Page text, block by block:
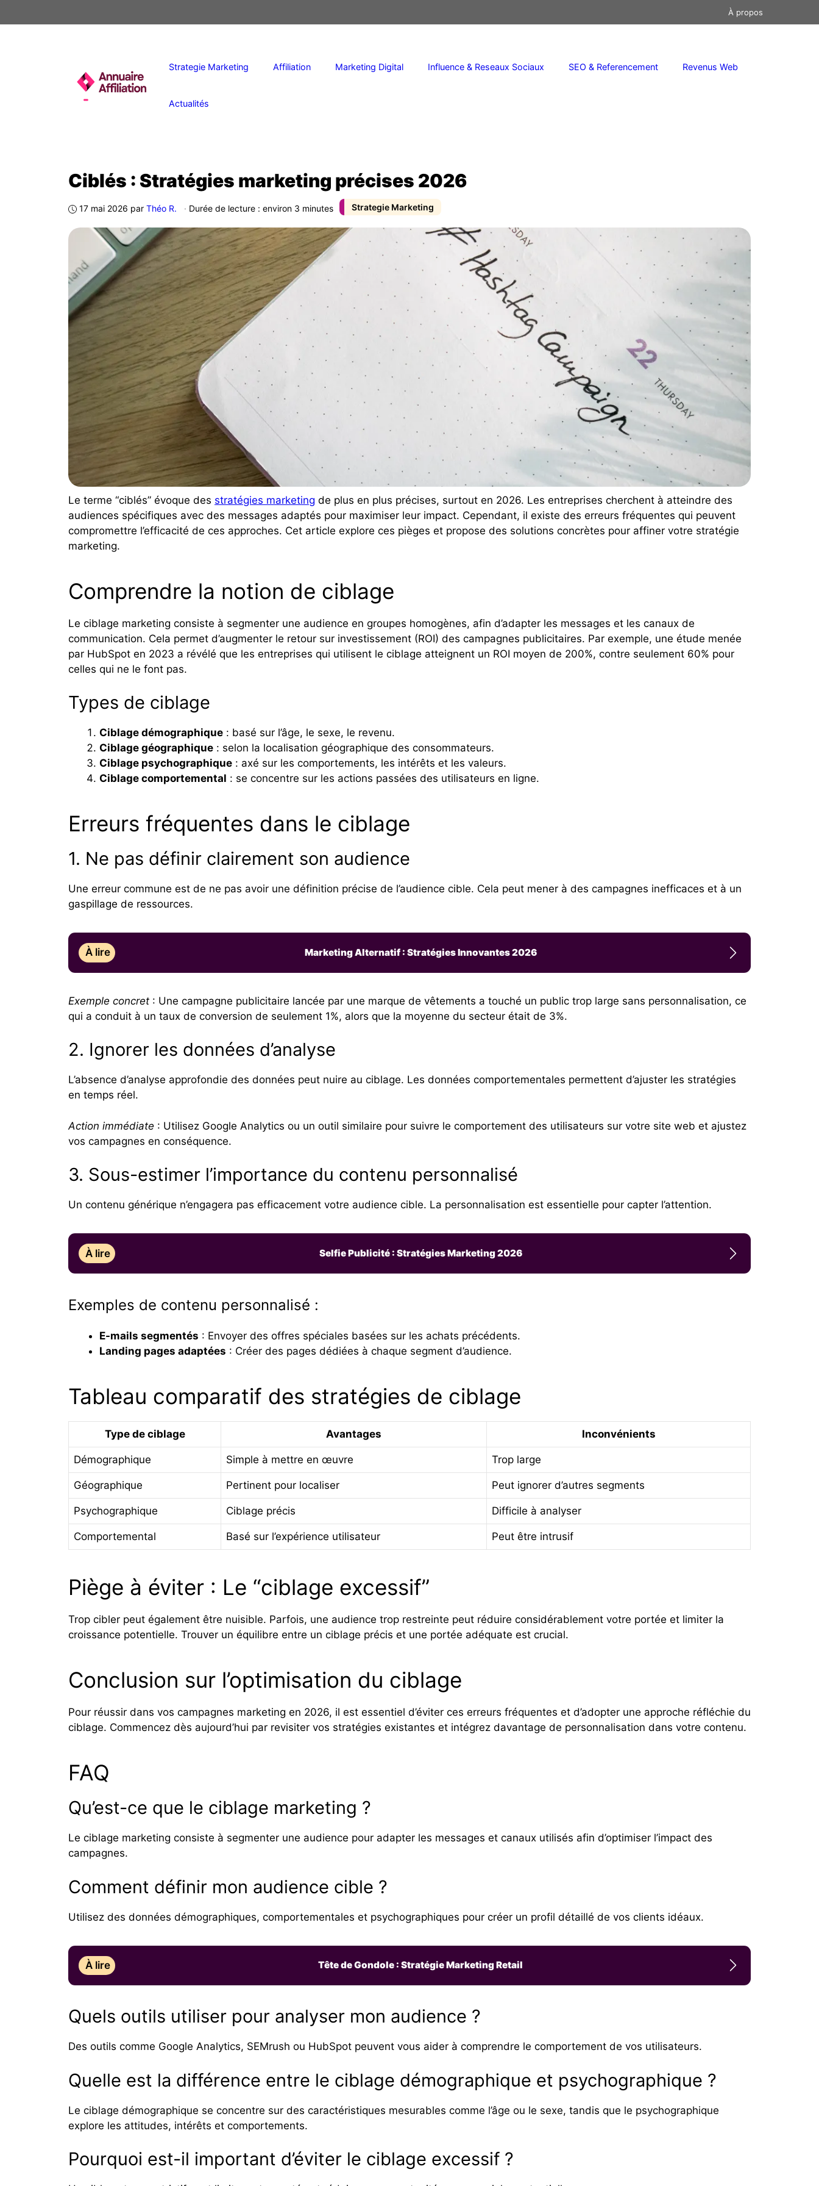
au
À propos
Strategie Marketing Affiliation Marketing Digital Influence & Reseaux Sociaux SEO & Referencement Revenus Web
Actualités
Strategie Marketing
Ciblés : Stratégies marketing précises 2026
17 mai 2026 par Théo R. · Durée de lecture : environ 3 minutes
Le terme “ciblés” évoque des stratégies marketing de plus en plus précises, surtout en 2026. Les entreprises cherchent à atteindre des
audiences spécifiques avec des messages adaptés pour maximiser leur impact. Cependant, il existe des erreurs fréquentes qui peuvent
compromettre l’efficacité de ces approches. Cet article explore ces pièges et propose des solutions concrètes pour affiner votre stratégie
marketing.
Comprendre la notion de ciblage
Le ciblage marketing consiste à segmenter une audience en groupes homogènes, afin d’adapter les messages et les canaux de
communication. Cela permet d’augmenter le retour sur investissement (ROI) des campagnes publicitaires. Par exemple, une étude menée
par HubSpot en 2023 a révélé que les entreprises qui utilisent le ciblage atteignent un ROI moyen de 200%, contre seulement 60% pour
celles qui ne le font pas.
Types de ciblage
Ciblage démographique : basé sur l’âge, le sexe, le revenu.
Ciblage géographique : selon la localisation géographique des consommateurs.
Ciblage psychographique : axé sur les comportements, les intérêts et les valeurs.
Ciblage comportemental : se concentre sur les actions passées des utilisateurs en ligne.
Erreurs fréquentes dans le ciblage
1. Ne pas définir clairement son audience
Une erreur commune est de ne pas avoir une définition précise de l’audience cible. Cela peut mener à des campagnes inefficaces et à un
gaspillage de ressources.
À lire Marketing Alternatif : Stratégies Innovantes 2026
Exemple concret : Une campagne publicitaire lancée par une marque de vêtements a touché un public trop large sans personnalisation, ce
qui a conduit à un taux de conversion de seulement 1%, alors que la moyenne du secteur était de 3%.
2. Ignorer les données d’analyse
L’absence d’analyse approfondie des données peut nuire au ciblage. Les données comportementales permettent d’ajuster les stratégies
en temps réel.
Action immédiate : Utilisez Google Analytics ou un outil similaire pour suivre le comportement des utilisateurs sur votre site web et ajustez
vos campagnes en conséquence.
3. Sous-estimer l’importance du contenu personnalisé
Un contenu générique n’engagera pas efficacement votre audience cible. La personnalisation est essentielle pour capter l’attention.
À lire Selfie Publicité : Stratégies Marketing 2026
Exemples de contenu personnalisé :
E-mails segmentés : Envoyer des offres spéciales basées sur les achats précédents.
Landing pages adaptées : Créer des pages dédiées à chaque segment d’audience.
Tableau comparatif des stratégies de ciblage
Type de ciblage Avantages Inconvénients
Démographique Simple à mettre en œuvre Trop large
Géographique Pertinent pour localiser Peut ignorer d’autres segments
Psychographique Ciblage précis Difficile à analyser
Comportemental Basé sur l’expérience utilisateur Peut être intrusif
Piège à éviter : Le “ciblage excessif”
Trop cibler peut également être nuisible. Parfois, une audience trop restreinte peut réduire considérablement votre portée et limiter la
croissance potentielle. Trouver un équilibre entre un ciblage précis et une portée adéquate est crucial.
Conclusion sur l’optimisation du ciblage
Pour réussir dans vos campagnes marketing en 2026, il est essentiel d’éviter ces erreurs fréquentes et d’adopter une approche réfléchie du
ciblage. Commencez dès aujourd’hui par revisiter vos stratégies existantes et intégrez davantage de personnalisation dans votre contenu.
FAQ
Qu’est-ce que le ciblage marketing ?
Le ciblage marketing consiste à segmenter une audience pour adapter les messages et canaux utilisés afin d’optimiser l’impact des
campagnes.
Comment définir mon audience cible ?
Utilisez des données démographiques, comportementales et psychographiques pour créer un profil détaillé de vos clients idéaux.
À lire Tête de Gondole : Stratégie Marketing Retail
Quels outils utiliser pour analyser mon audience ?
Des outils comme Google Analytics, SEMrush ou HubSpot peuvent vous aider à comprendre le comportement de vos utilisateurs.
Quelle est la différence entre le ciblage démographique et psychographique ?
Le ciblage démographique se concentre sur des caractéristiques mesurables comme l’âge ou le sexe, tandis que le psychographique
explore les attitudes, intérêts et comportements.
Pourquoi est-il important d’éviter le ciblage excessif ?